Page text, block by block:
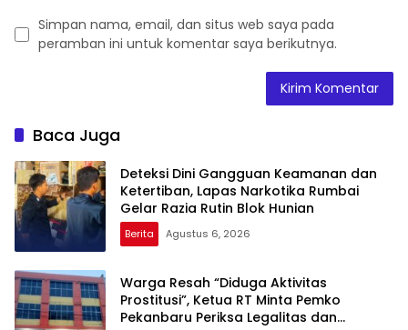
Simpan nama, email, dan situs web saya pada
peramban ini untuk komentar saya berikutnya.
Baca Juga
Deteksi Dini Gangguan Keamanan dan
Ketertiban, Lapas Narkotika Rumbai
Gelar Razia Rutin Blok Hunian
Berita Agustus 6, 2026
Warga Resah “Diduga Aktivitas
Prostitusi”, Ketua RT Minta Pemko
Pekanbaru Periksa Legalitas dan